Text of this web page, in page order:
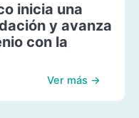
inicia una
y avanza
con la
Ver más →